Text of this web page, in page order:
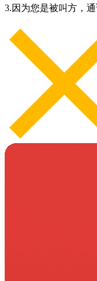
3.因为您是被叫方，